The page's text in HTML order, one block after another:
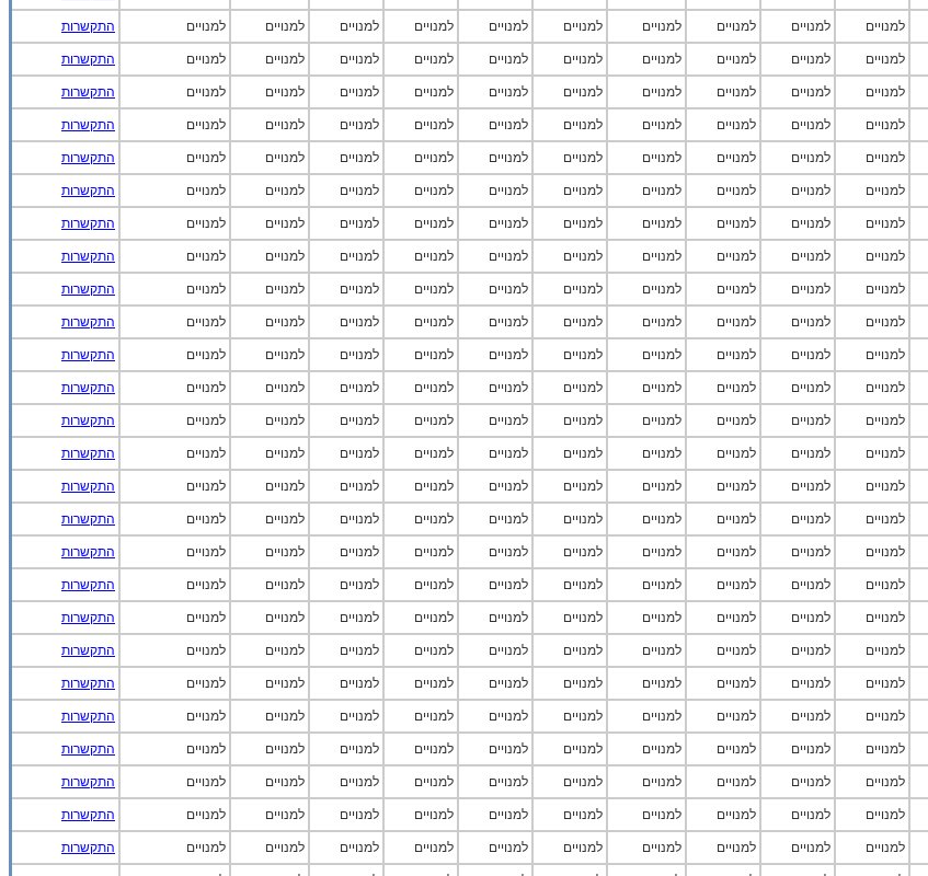
למנויים למנויים למנויים למנויים למנויים למנויים למנויים למנויים למנויים למנויים התקשרות
למנויים למנויים למנויים למנויים למנויים למנויים למנויים למנויים למנויים למנויים התקשרות
למנויים למנויים למנויים למנויים למנויים למנויים למנויים למנויים למנויים למנויים התקשרות
למנויים למנויים למנויים למנויים למנויים למנויים למנויים למנויים למנויים למנויים התקשרות
למנויים למנויים למנויים למנויים למנויים למנויים למנויים למנויים למנויים למנויים התקשרות
למנויים למנויים למנויים למנויים למנויים למנויים למנויים למנויים למנויים למנויים התקשרות
למנויים למנויים למנויים למנויים למנויים למנויים למנויים למנויים למנויים למנויים התקשרות
למנויים למנויים למנויים למנויים למנויים למנויים למנויים למנויים למנויים למנויים התקשרות
למנויים למנויים למנויים למנויים למנויים למנויים למנויים למנויים למנויים למנויים התקשרות
למנויים למנויים למנויים למנויים למנויים למנויים למנויים למנויים למנויים למנויים התקשרות
למנויים למנויים למנויים למנויים למנויים למנויים למנויים למנויים למנויים למנויים התקשרות
למנויים למנויים למנויים למנויים למנויים למנויים למנויים למנויים למנויים למנויים התקשרות
למנויים למנויים למנויים למנויים למנויים למנויים למנויים למנויים למנויים למנויים התקשרות
למנויים למנויים למנויים למנויים למנויים למנויים למנויים למנויים למנויים למנויים התקשרות
למנויים למנויים למנויים למנויים למנויים למנויים למנויים למנויים למנויים למנויים התקשרות
למנויים למנויים למנויים למנויים למנויים למנויים למנויים למנויים למנויים למנויים התקשרות
למנויים למנויים למנויים למנויים למנויים למנויים למנויים למנויים למנויים למנויים התקשרות
למנויים למנויים למנויים למנויים למנויים למנויים למנויים למנויים למנויים למנויים התקשרות
למנויים למנויים למנויים למנויים למנויים למנויים למנויים למנויים למנויים למנויים התקשרות
למנויים למנויים למנויים למנויים למנויים למנויים למנויים למנויים למנויים למנויים התקשרות
למנויים למנויים למנויים למנויים למנויים למנויים למנויים למנויים למנויים למנויים התקשרות
למנויים למנויים למנויים למנויים למנויים למנויים למנויים למנויים למנויים למנויים התקשרות
למנויים למנויים למנויים למנויים למנויים למנויים למנויים למנויים למנויים למנויים התקשרות
למנויים למנויים למנויים למנויים למנויים למנויים למנויים למנויים למנויים למנויים התקשרות
למנויים למנויים למנויים למנויים למנויים למנויים למנויים למנויים למנויים למנויים התקשרות
למנויים למנויים למנויים למנויים למנויים למנויים למנויים למנויים למנויים למנויים התקשרות